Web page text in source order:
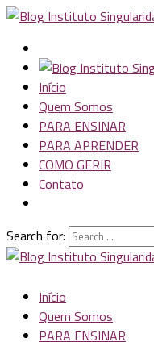
Início
Quem Somos
PARA ENSINAR
PARA APRENDER
COMO GERIR
Contato
Search for:
Início
Quem Somos
PARA ENSINAR